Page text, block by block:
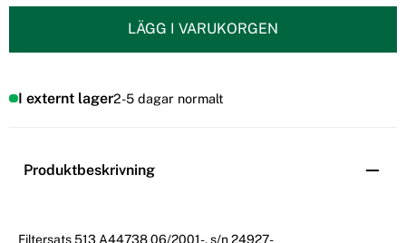
LÄGG I VARUKORGEN
I externt lager2-5 dagar normalt
Produktbeskrivning
Filtersats 513 A44738 06/2001-, s/n 24927-